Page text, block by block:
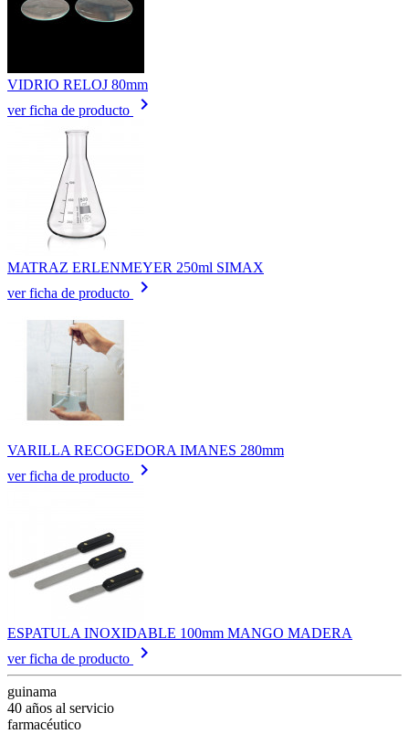
VIDRIO RELOJ 80mm
ver ficha de producto
keyboard_arrow_right
MATRAZ ERLENMEYER 250ml SIMAX
ver ficha de producto
keyboard_arrow_right
VARILLA RECOGEDORA IMANES 280mm
ver ficha de producto
keyboard_arrow_right
ESPATULA INOXIDABLE 100mm MANGO MADERA
ver ficha de producto
keyboard_arrow_right
guinama
40 años al servicio
farmacéutico